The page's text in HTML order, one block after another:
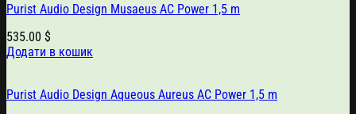
Purist Audio Design Musaeus AC Power 1,5 m
535.00 $
Додати в кошик
Purist Audio Design Aqueous Aureus AC Power 1,5 m